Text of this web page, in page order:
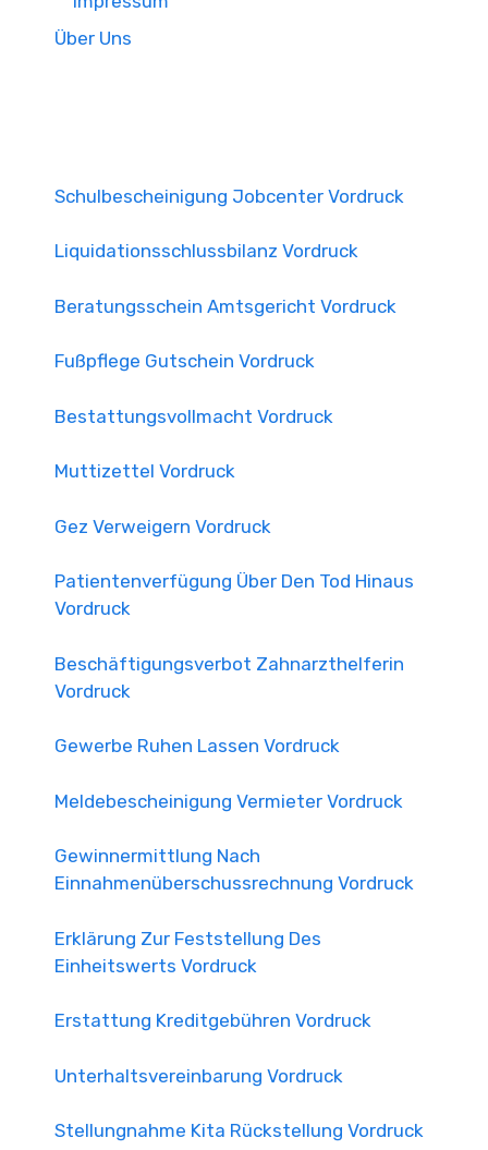
Über Uns
Schulbescheinigung Jobcenter Vordruck
Liquidationsschlussbilanz Vordruck
Beratungsschein Amtsgericht Vordruck
Fußpflege Gutschein Vordruck
Bestattungsvollmacht Vordruck
Muttizettel Vordruck
Gez Verweigern Vordruck
Patientenverfügung Über Den Tod Hinaus
Vordruck
Beschäftigungsverbot Zahnarzthelferin
Vordruck
Gewerbe Ruhen Lassen Vordruck
Meldebescheinigung Vermieter Vordruck
Gewinnermittlung Nach
Einnahmenüberschussrechnung Vordruck
Erklärung Zur Feststellung Des
Einheitswerts Vordruck
Erstattung Kreditgebühren Vordruck
Unterhaltsvereinbarung Vordruck
Stellungnahme Kita Rückstellung Vordruck